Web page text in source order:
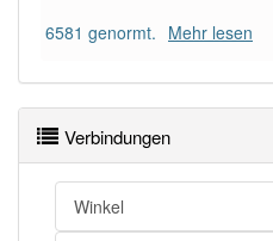
6581 genormt. Mehr lesen
Verbindungen
Winkel